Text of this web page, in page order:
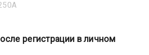
регистрации в личном